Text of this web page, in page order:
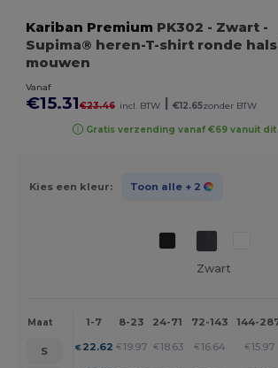
Kariban Premium PK302 - Zwart -
Supima® heren-T-shirt ronde
mouwen
Vanaf
€15.31€23.46 incl. BTW | €12.65zonder BTW
Gratis verzending vanaf €69 vanuit
Kies een kleur: Toon alle + 2
Zwart
Maat 1-7 8-23 24-71 72-143 144-
S €22.62 € 19.97 €18.63 € 16.64 €15.97